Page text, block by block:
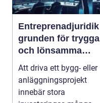
Entreprenadjuridik
grunden för trygga
och lönsamma
byggprojekt
Att driva ett bygg- eller
anläggningsprojekt
innebär stora